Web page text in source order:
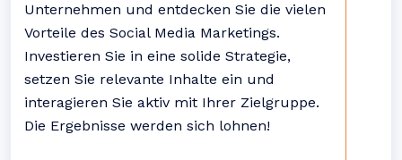
Unternehmen und entdecken Sie die vielen
Vorteile des Social Media Marketings.
Investieren Sie in eine solide Strategie,
setzen Sie relevante Inhalte ein und
interagieren Sie aktiv mit Ihrer Zielgruppe.
Die Ergebnisse werden sich lohnen!